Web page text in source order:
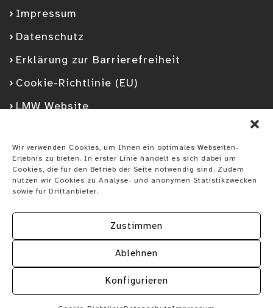
Wir verwenden Cookies, um Ihnen ein optimales Webseiten-
Erlebnis zu bieten. In erster Linie handelt es sich dabei um
Cookies, die für den Betrieb der Seite notwendig sind. Zudem
nutzen wir Cookies zu Analyse- und anonymen Statistikzwecken
sowie für Drittanbieter.
Zustimmen
Ablehnen
Konfigurieren
Impressum
Datenschutz
Erklärung zur Barrierefreiheit
Cookie-Richtlinie (EU)
LMW Website
FacebookGoogleplusYouTubeInstagramSpotify